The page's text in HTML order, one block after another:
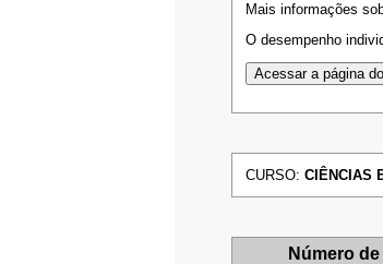
Mais informações
O desempenho
CURSO: CIÊNCIAS
Número